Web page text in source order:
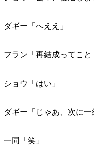
ダギー「へええ」
フラン「再結成ってこと
ショウ「はい」
ダギー「じゃあ、次に
一同「笑」